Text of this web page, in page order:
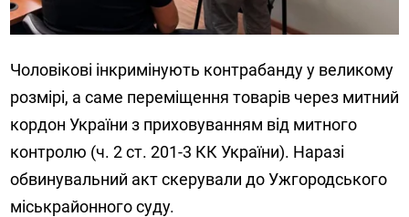
Чоловікові інкримінують контрабанду у великому
розмірі, а саме переміщення товарів через митний
кордон України з приховуванням від митного
контролю (ч. 2 ст. 201-3 КК України). Наразі
обвинувальний акт скерували до Ужгородського
міськрайонного суду.